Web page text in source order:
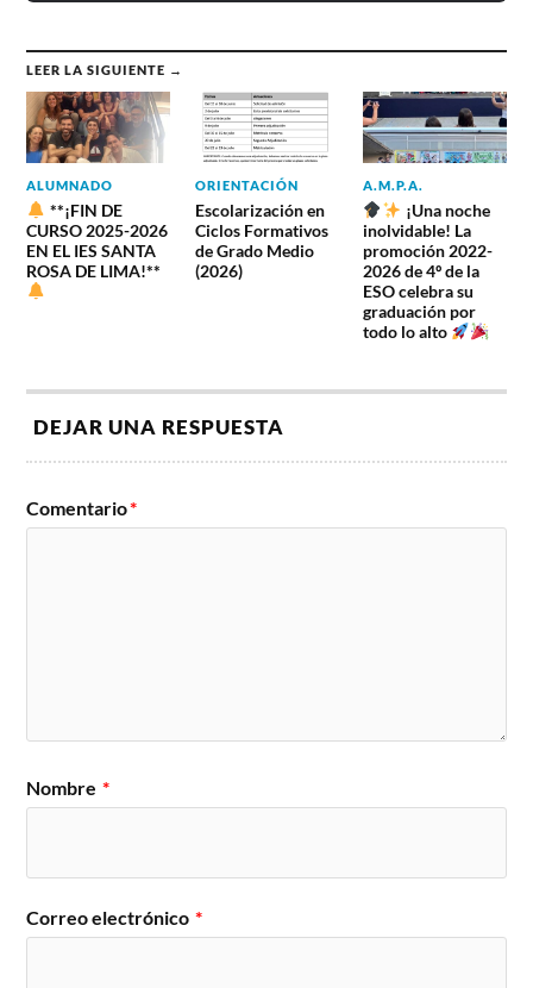
LEER LA SIGUIENTE →
ALUMNADO
**¡FIN DE
CURSO 2025-2026
EN EL IES SANTA
ROSA DE LIMA!**
ORIENTACIÓN
Escolarización en
Ciclos Formativos
de Grado Medio
(2026)
A.M.P.A.
¡Una noche
inolvidable! La
promoción 2022-
2026 de 4º de la
ESO celebra su
graduación por
todo lo alto
DEJAR UNA RESPUESTA
Comentario*
Nombre *
Correo electrónico *